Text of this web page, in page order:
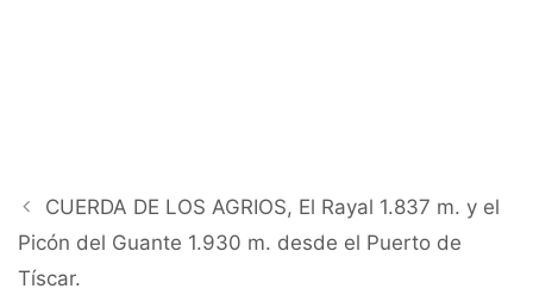
CUERDA DE LOS AGRIOS, El Rayal 1.837 m. y el
Picón del Guante 1.930 m. desde el Puerto de
Tíscar.